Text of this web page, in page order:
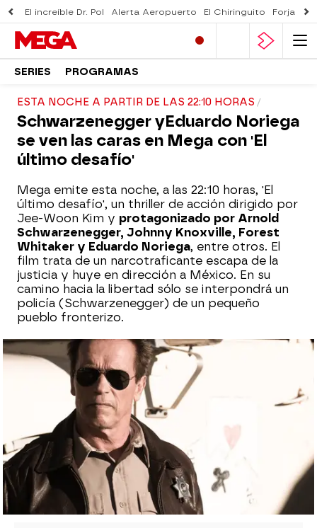
El increíble Dr. Pol Alerta Aeropuerto El Chiringuito Forjado
SERIES PROGRAMAS
ESTA NOCHE A PARTIR DE LAS 22:10 HORAS
Schwarzenegger yEduardo Noriega
se ven las caras en Mega con 'El
último desafío'
Mega emite esta noche, a las 22:10 horas, 'El
último desafío', un thriller de acción dirigido por
Jee-Woon Kim y protagonizado por Arnold
Schwarzenegger, Johnny Knoxville, Forest
Whitaker y Eduardo Noriega, entre otros. El
film trata de un narcotraficante escapa de la
justicia y huye en dirección a México. En su
camino hacia la libertad sólo se interpondrá un
policía (Schwarzenegger) de un pequeño
pueblo fronterizo.